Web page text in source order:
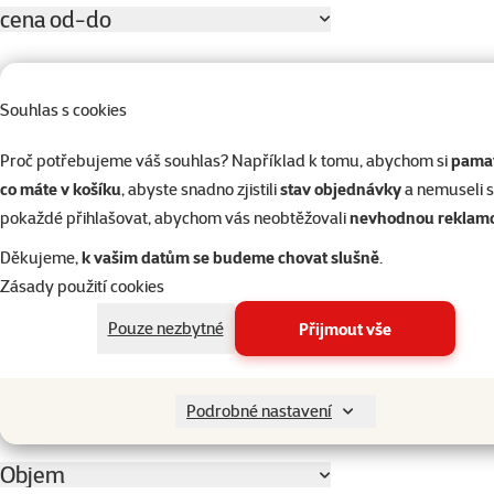
Souhlas s cookies
Proč potřebujeme váš souhlas? Například k tomu, abychom si
co máte v košíku, abyste snadno zjistilistav objednávkya nemuseli
pokaždé přihlašovat, abychom vás neobtěžovalinevhodnou
Děkujeme,k vašim datům se budeme chovat slušně.
Zásady použití cookies
Pouze nezbytné
Přijmout vše
Podrobné nastavení
cena od-do
Hodnocení
Hodnocení 80%
Hodnocení 60%
1
Hodnocení 40%
0
Objem